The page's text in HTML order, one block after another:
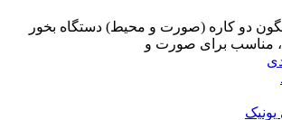
دو کاره (صورت و محیط) دستگاه بخور
، مناسب برای صورت و